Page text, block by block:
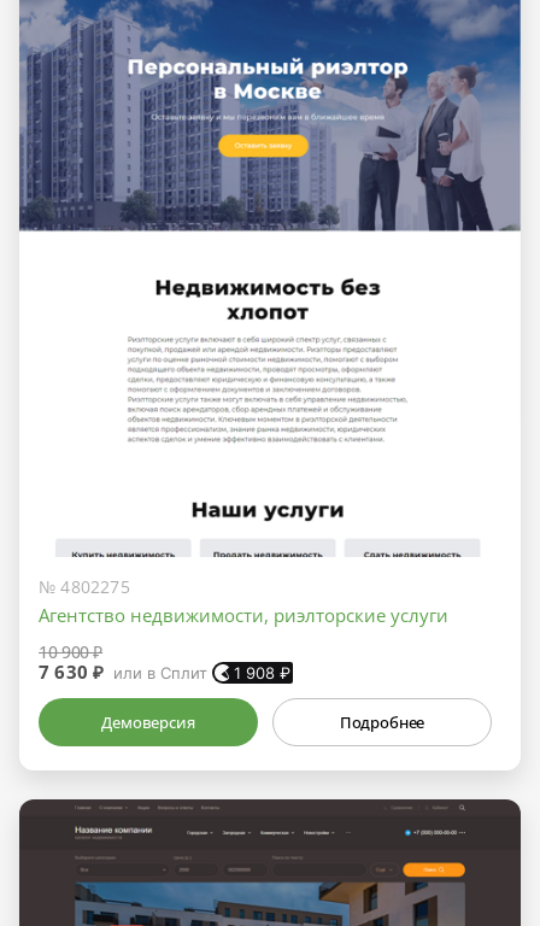
№ 4802275
Агентство недвижимости, риэлторские услуги
10 900 ₽
7 630 ₽ или в Сплит 1 908 ₽
Демоверсия Подробнее